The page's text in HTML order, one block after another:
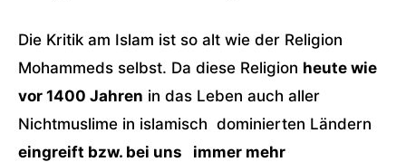
Die Kritik am Islam ist so alt wie der Religion
Mohammeds selbst. Da diese Religion heute wie
vor 1400 Jahren in das Leben auch aller
Nichtmuslime in islamisch dominierten Ländern
eingreift bzw. bei uns immer mehr